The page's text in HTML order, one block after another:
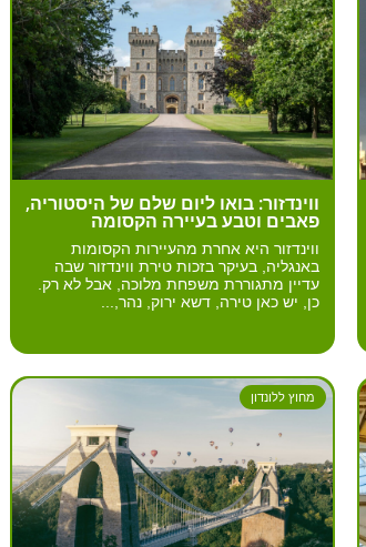
ווינדזור: בואו ליום שלם של היסטוריה,
פאבים וטבע בעיירה הקסומה
ווינדזור היא אחרת מהעיירות הקסומות
באנגליה, בעיקר בזכות טירת ווינדזור שבה
עדיין מתגוררת משפחת מלוכה, אבל לא רק.
כן, יש כאן טירה, דשא ירוק, נהר,...
מחוץ ללונדון